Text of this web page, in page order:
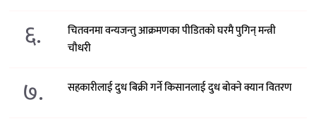
६.
चितवनमा वन्यजन्तु आक्रमणका पीडितको घरमै पुगिन् मन्त्री
चौधरी
७. सहकारीलाई दुध बिक्री गर्ने किसानलाई दुध बोक्ने क्यान वितरण